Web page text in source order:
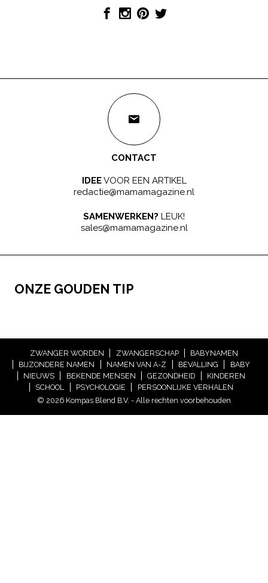
CONTACT
IDEEVOOR EEN ARTIKEL
redactie@mamamagazine.nl
SAMENWERKEN? LEUK!
sales@mamamagazine.nl
ONZE GOUDEN TIP
ZWANGER WORDEN ZWANGERSCHAP
BABYNAMEN
BIJZONDERE NAMEN
NAMEN VAN A-Z BEVALLING
BABY
NIEUWS
BEKENDE MENSEN GEZONDHEID
KINDEREN
SCHOOL
PSYCHOLOGIE
PERSOONLIJKE VERHALEN
© 2026 Kompas Blend B.V. - Alle rechten voorbehouden